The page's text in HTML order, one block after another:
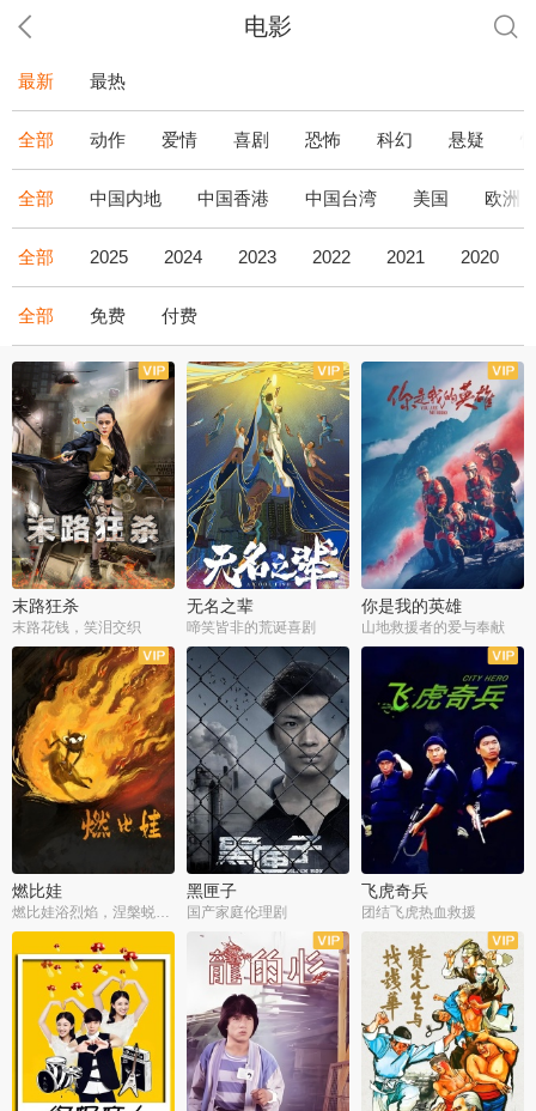
电影
最新 最热
全部 动作 爱情 喜剧 恐怖 科幻 悬疑
全部 中国内地 中国香港 中国台湾 美国 欧洲
全部 2025 2024 2023 2022 2021 2020
全部 免费 付费
末路狂杀
末路花钱，笑泪交织
无名之辈
啼笑皆非的荒诞喜剧
你是我的英雄
山地救援者的爱与奉献
燃比娃
燃比娃浴烈焰，涅槃蜕变成人
黑匣子
国产家庭伦理剧
飞虎奇兵
团结飞虎热血救援